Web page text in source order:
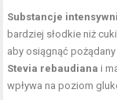
Substancje
bardziej słodkie niż
aby osiągnąć
Stevia rebaudiana i
wpływa na poziom